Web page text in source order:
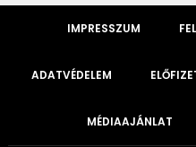
IMPRESSZUM
ADATVÉDELEM
MÉDIAAJÁNLAT